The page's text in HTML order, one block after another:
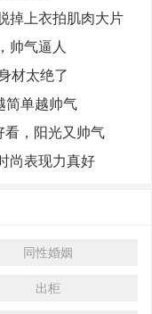
掉上衣拍肌肉大片
帅气逼人
材太绝了
简单越帅气
，阳光又帅气
尚表现力真好
同性婚姻
出柜